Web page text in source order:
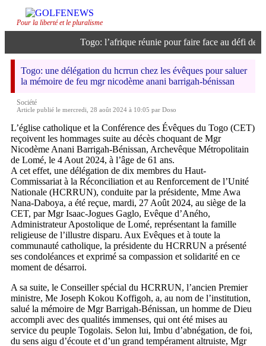
Pour la liberté et le pluralisme
Togo: l’afrique réunie pour faire face au défi de
Togo: une délégation du hcrrun chez les évêques pour saluer
la mémoire de feu mgr nicodème anani barrigah-bénissan
Société
Article publié le mercredi, 28 août 2024 à 10:05 par Doso
L’église catholique et la Conférence des Évêques du Togo (CET)
reçoivent les hommages suite au décès choquant de Mgr
Nicodème Anani Barrigah-Bénissan, Archevêque Métropolitain
de Lomé, le 4 Aout 2024, à l’âge de 61 ans.
A cet effet, une délégation de dix membres du Haut-
Commissariat à la Réconciliation et au Renforcement de l’Unité
Nationale (HCRRUN), conduite par la présidente, Mme Awa
Nana-Daboya, a été reçue, mardi, 27 Août 2024, au siège de la
CET, par Mgr Isaac-Jogues Gaglo, Evêque d’Aného,
Administrateur Apostolique de Lomé, représentant la famille
religieuse de l’illustre disparu. Aux Evêques et à toute la
communauté catholique, la présidente du HCRRUN a présenté
ses condoléances et exprimé sa compassion et solidarité en ce
moment de désarroi.
A sa suite, le Conseiller spécial du HCRRUN, l’ancien Premier
ministre, Me Joseph Kokou Koffigoh, a, au nom de l’institution,
salué la mémoire de Mgr Barrigah-Bénissan, un homme de Dieu
accompli avec des qualités immenses, qui ont été mises au
service du peuple Togolais. Selon lui, Imbu d’abnégation, de foi,
du sens aigu d’écoute et d’un grand tempérament altruiste, Mgr